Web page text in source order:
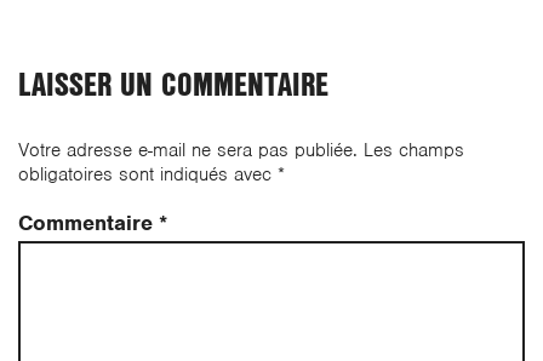
LAISSER UN COMMENTAIRE
Votre adresse e-mail ne sera pas publiée. Les champs
obligatoires sont indiqués avec *
Commentaire *